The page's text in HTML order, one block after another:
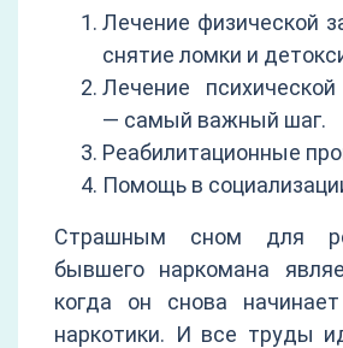
Лечение физической
снятие ломки и
Лечение
— самый важный шаг.
Реабилитационные
Помощь в
Страшным сном для
бывшего наркомана
когда он снова начинает
наркотики. И все труды